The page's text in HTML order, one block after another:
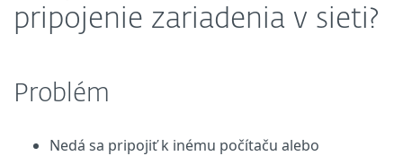
pripojenie zariadenia v sieti?
Problém
Nedá sa pripojiť k inému počítaču alebo